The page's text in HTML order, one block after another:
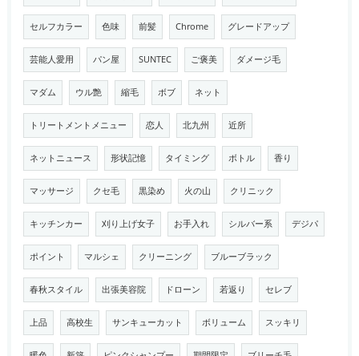
セルフカラー 色味 前髪 Chrome グレードアップ
芸能人愛用 パン屋 SUNTEC ご褒美 ダメージ毛
マダム ウル艶 縮毛 ボブ ネット
トリートメントメニュー 恋人 北九州 近所
ネットニュース 形状記憶 タイミング ボトル 香り
マッサージ クセ毛 黒染め 火の山 クリニック
キッチンカー 刈り上げ女子 お手入れ シルバー系 デジパ
ポイント マルシェ クリーニング ブルーブラック
春秋スタイル 出張美容院 ドローン 若返り セレブ
上品 高校生 サンキューカット ボリューム スッキリ